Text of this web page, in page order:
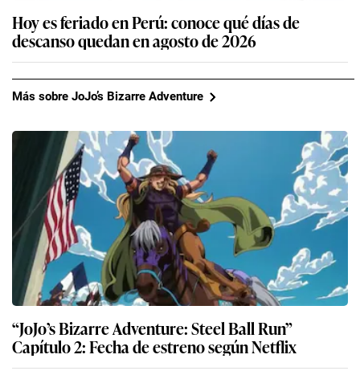
Hoy es feriado en Perú: conoce qué días de
descanso quedan en agosto de 2026
Más sobre JoJo’s Bizarre Adventure
“JoJo’s Bizarre Adventure: Steel Ball Run”
Capítulo 2: Fecha de estreno según Netflix